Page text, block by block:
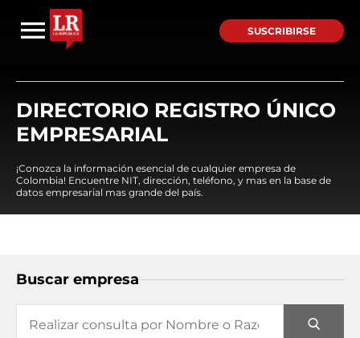
SUSCRIBIRSE
DIRECTORIO REGISTRO ÚNICO
EMPRESARIAL
¡Conozca la información esencial de cualquier empresa de
Colombia! Encuentre NIT, dirección, teléfono, y mas en la base de
datos empresarial mas grande del país.
Buscar empresa